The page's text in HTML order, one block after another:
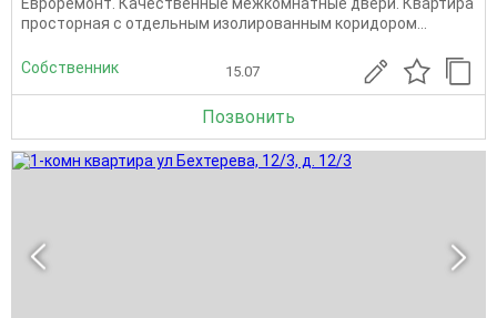
Евроремонт. Качественные межкомнатные двери. Квартира
просторная с отдельным изолированным коридором...
Собственник 15.07
Позвонить